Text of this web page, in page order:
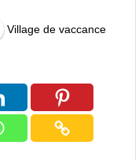
Village de vaccance